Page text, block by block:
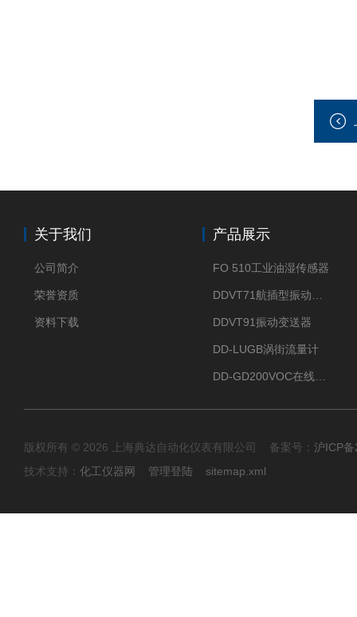
关于我们
公司简介
荣誉资质
资料下载
产品展示
FO 510工业油湿传感器
DDVT91振动变送器
DD-LUGB涡街流量计
版权所有 © 2026 上海典达自动化仪表有限公司 备案号： 沪ICP
技术支持： 化工仪器网 管理登陆 sitemap.xml